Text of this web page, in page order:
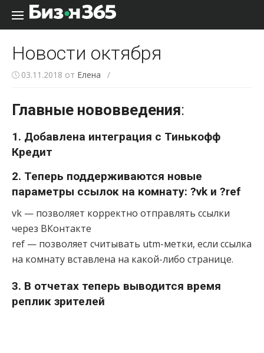
Перейти к содержанию
Новости октября
03.11.2018 от Елена /
Главные нововведения:
1. Добавлена интеграция с Тинькофф
Кредит
2. Теперь поддерживаются новые
параметры ссылок на комнату: ?vk и ?ref
vk — позволяет корректно отправлять ссылки
через ВКонтакте
ref — позволяет считывать utm-метки, если ссылка
на комнату вставлена на какой-либо странице.
3. В отчетах теперь выводится время
реплик зрителей